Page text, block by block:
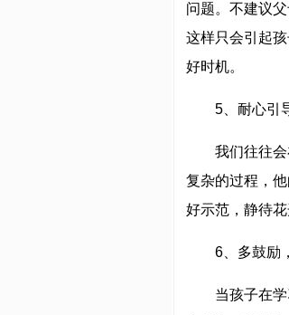
问题。不建议
这样只会引起
好时机。
5、耐心引
我们往往
复杂的过程，
好示范，静待花
6、多鼓励
当孩子在